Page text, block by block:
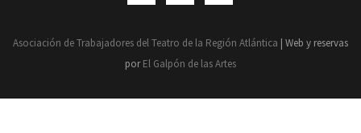
Asociación de Trabajadores del Teatro de la Región Atlántica | Web y reservas
porEl Galpón de las Artes